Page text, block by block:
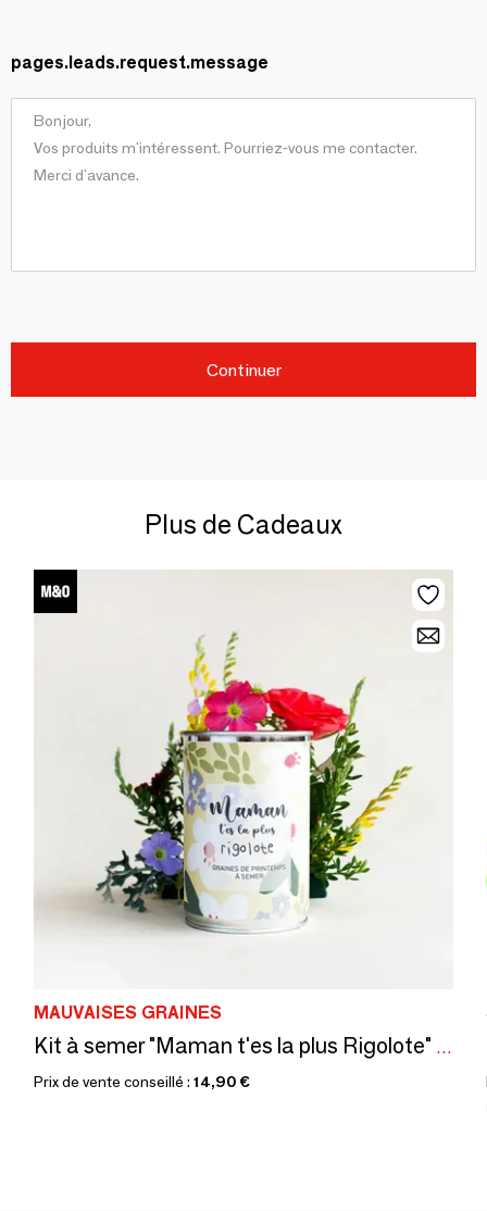
pages.leads.request.message
Continuer
Plus de Cadeaux
MAUVAISES GRAINES
Kit à semer "Maman t'es la plus Rigolote" Fabriqué en France
Prix de vente conseillé : 14,90 €